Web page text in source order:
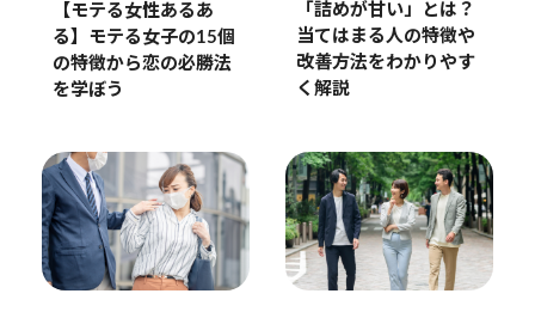
【モテる女性あるあ
る】モテる女子の15個
の特徴から恋の必勝法
を学ぼう
「詰めが甘い」とは？
当てはまる人の特徴や
改善方法をわかりやす
く解説